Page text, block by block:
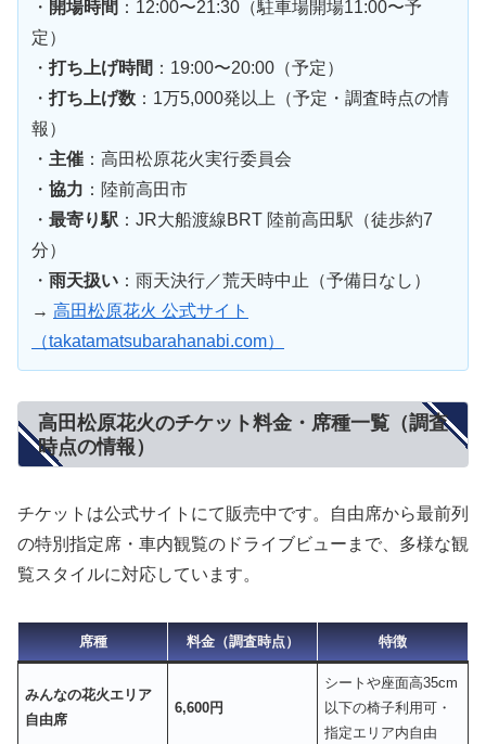
・ 開場時間 ：12:00〜21:30（駐車場開場11:00〜予
定）
・ 打ち上げ時間 ：19:00〜20:00（予定）
・ 打ち上げ数 ：1万5,000発以上（予定・調査時点の情
報）
・ 主催 ：高田松原花火実行委員会
・ 協力 ：陸前高田市
・ 最寄り駅 ：JR大船渡線BRT 陸前高田駅（徒歩約7
分）
・ 雨天扱い ：雨天決行／荒天時中止（予備日なし）
→ 高田松原花火 公式サイト
（takatamatsubarahanabi.com）
高田松原花火のチケット料金・席種一覧（調査
時点の情報）
チケットは公式サイトにて販売中です。自由席から最前列
の特別指定席・車内観覧のドライブビューまで、多様な観
覧スタイルに対応しています。
席種 料金（調査時点） 特徴
みんなの花火エリア
自由席
6,600円
シートや座面高35cm
以下の椅子利用可・
指定エリア内自由